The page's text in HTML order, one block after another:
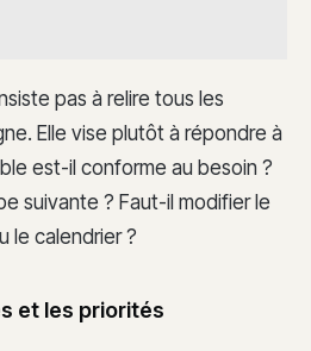
pas à relire tous les
Elle vise plutôt à répondre à
est-il conforme au besoin ?
suivante ? Faut-il modifier le
le calendrier ?
et les priorités